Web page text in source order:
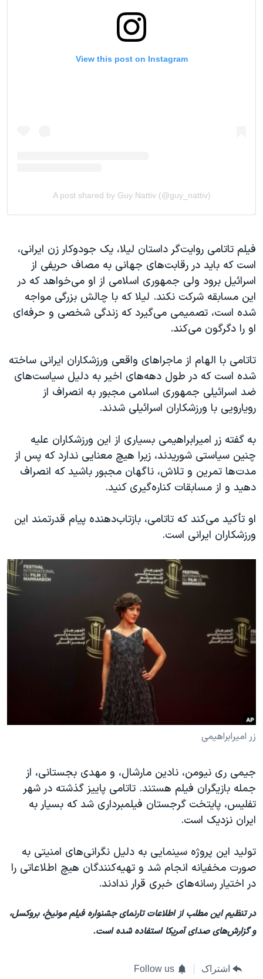
فیلم تاتامی روایت‌گر داستان لیلا، یک جودوکار زن ایرانی،
است که باید در رقابت‌های جهانی به مصاف حریفی از
اسرائیل برود ولی جمهوری اسلامی از او می‌خواهد که در
این مسابقه شرکت نکند. لیلا که با چالش بزرگی مواجه
شده است، تصمیمی می‌گیرد که زندگی شخصی و حرفه‌ای
او را دگرگون می‌کند.
تاتامی با الهام از ماجراهای واقعی ورزشکاران ایرانی ساخته
شده است که در طول دهه‌های اخیر به دلیل سیاست‌های
ضد اسرائیلی جمهوری اسلامی مجبور به انصراف از
رویارویی با ورزشکاران اسرائیلی شدند.
به گفته زر امیرابراهیمی بسیاری از این ورزشکاران علیه
چنین سیاستی شوریدند، زیرا هیچ معنایی ندارد که پس از
مدت‌ها تمرین و تلاش، ناگهان مجبور باشید که انصراف
دهید و از مسابقات کناره‌گیری کنید.
او تأکید می‌کند که تاتامی، بازتاب‌دهنده پیام قدرتمند این
ورزشکاران ایرانی است.
زر امیرابراهیمی
جیمی ری نیومن، نادین مارشال، و مهدی بجستانی، از
جمله بازیگران فیلم هستند. تاتامی پاییز گذشته در شهر
تفلیس، پایتخت گرجستان فیلمبرداری شد که بسیار به
ایران نزدیک است.
تولید این پروژه سینمایی به دلیل نگرانی‌های امنیتی به
صورت مخفیانه انجام شد و تهیه‌کنندگان هیچ اطلاعاتی را
در اختیار رسانه‌های خبری قرار ندادند.
در تنظیم این مطلب از اطلاعات تارنمای جشنواره فیلم مونیخ، بروکسل،
و گزارش‌های صدای آمریکا استفاده شده است.
اشتراک Follow us